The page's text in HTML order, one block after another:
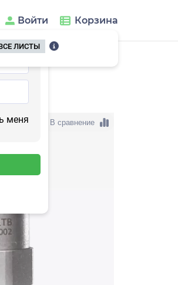
Войти
меня
Корзина
ЛИСТЫ
В сравнение